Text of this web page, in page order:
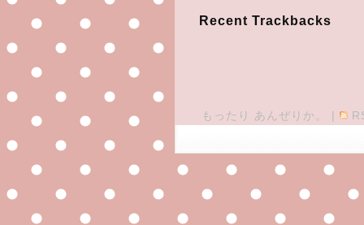
Recent Trackbacks
もったり あんぜりか。